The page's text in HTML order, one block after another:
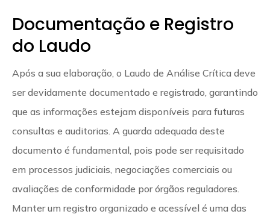
Documentação e Registro
do Laudo
Após a sua elaboração, o Laudo de Análise Crítica deve
ser devidamente documentado e registrado, garantindo
que as informações estejam disponíveis para futuras
consultas e auditorias. A guarda adequada deste
documento é fundamental, pois pode ser requisitado
em processos judiciais, negociações comerciais ou
avaliações de conformidade por órgãos reguladores.
Manter um registro organizado e acessível é uma das